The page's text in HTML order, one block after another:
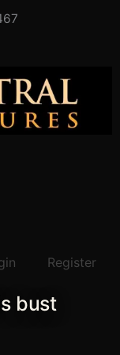
Register
bust